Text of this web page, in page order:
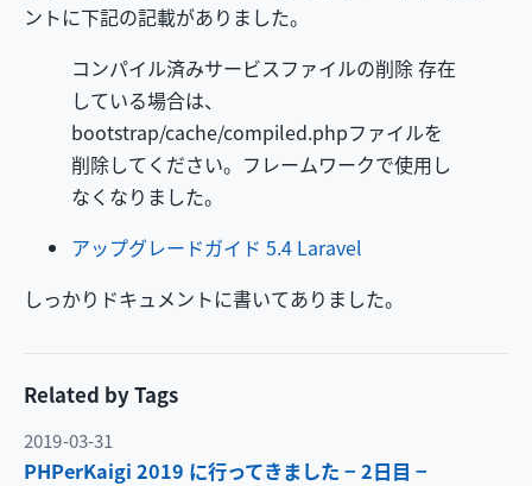
ントに下記の記載がありました。
コンパイル済みサービスファイルの削除 存在
している場合は、
bootstrap/cache/compiled.phpファイルを
削除してください。フレームワークで使用し
なくなりました。
アップグレードガイド 5.4 Laravel
しっかりドキュメントに書いてありました。
Related by Tags
2019-03-31
PHPerKaigi 2019 に行ってきました − 2日目 −